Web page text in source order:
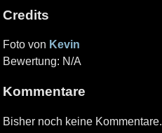
Credits
Foto von Kevin
Bewertung: N/A
Kommentare
Bisher noch keine Kommentare.